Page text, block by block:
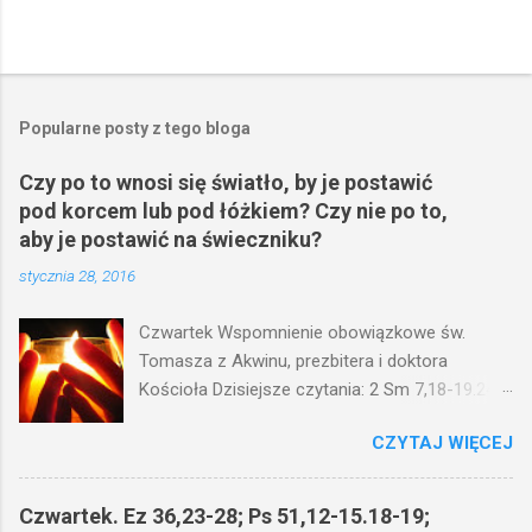
e
i
j
k
o
m
n
t
a
r
z
Popularne posty z tego bloga
Czy po to wnosi się światło, by je postawić
pod korcem lub pod łóżkiem? Czy nie po to,
aby je postawić na świeczniku?
stycznia 28, 2016
Czwartek Wspomnienie obowiązkowe św.
Tomasza z Akwinu, prezbitera i doktora
Kościoła Dzisiejsze czytania: 2 Sm 7,18-19.24-
(Mk 4,21-25) Jezus mówił ludowi: Czy po to
wnosi się światło, by je postawić pod korcem
lub pod łóżkiem? Czy nie po to, aby je postawić
CZYTAJ WIĘCEJ
Czwartek. Ez 36,23-28; Ps 51,12-15.18-19;